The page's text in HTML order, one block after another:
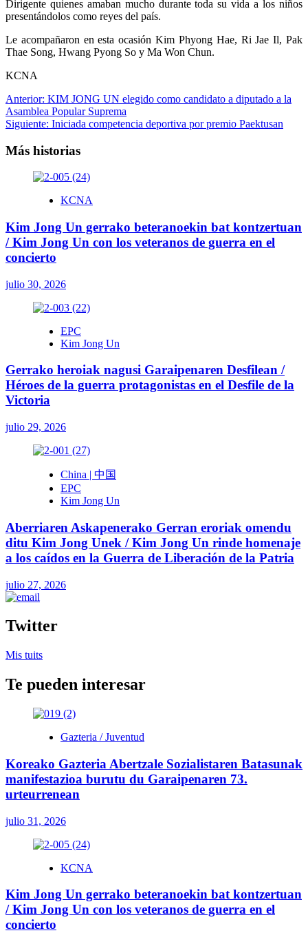
Dirigente quienes amaban mucho durante toda su vida a los niños
presentándolos como reyes del país.
Le acompañaron en esta ocasión Kim Phyong Hae, Ri Jae Il, Pak
Thae Song, Hwang Pyong So y Ma Won Chun.
KCNA
Navegación
de
Anterior: KIM JONG UN elegido como candidato a diputado a la
Asamblea Popular Suprema
Siguiente: Iniciada competencia deportiva por premio Paektusan
Más historias
KCNA
Kim Jong Un gerrako beteranoekin bat kontzertuan
/ Kim Jong Un con los veteranos de guerra en el
concierto
julio 30, 2026
EPC
Kim Jong Un
Gerrako heroiak nagusi Garaipenaren Desfilean /
Héroes de la guerra protagonistas en el Desfile de la
Victoria
julio 29, 2026
China | 中国
EPC
Kim Jong Un
Aberriaren Askapenerako Gerran eroriak omendu
ditu Kim Jong Unek / Kim Jong Un rinde homenaje
a los caídos en la Guerra de Liberación de la Patria
julio 27, 2026
Twitter
Mis tuits
Te pueden interesar
Gazteria / Juventud
Koreako Gazteria Abertzale Sozialistaren Batasunak
manifestazioa burutu du Garaipenaren 73.
urteurrenean
julio 31, 2026
KCNA
Kim Jong Un gerrako beteranoekin bat kontzertuan
/ Kim Jong Un con los veteranos de guerra en el
concierto